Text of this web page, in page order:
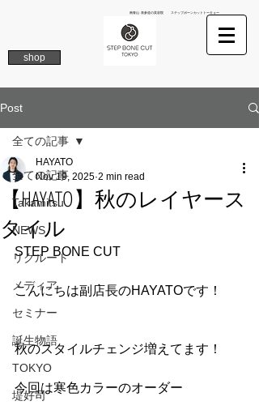
南青山 表参道の美容院 ステップボーンカットトーキョー
shop
Post
全ての記事
Takamitsu
NEWS
リクルート
メディア
セミナー
誕生物語
TOKYO
堤好司
全ての記事
【HAYATO】秋のレイヤース
タイル
HAYATO
Nov 19, 2025 2 min read
STEP BONE CUT
こんにちは副店長のHAYATOです！
秋のスタイルチェンジ増えてます！
今回は寒色カラーのオーダー